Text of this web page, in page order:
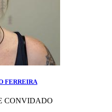
FERREIRA
CONVIDADO